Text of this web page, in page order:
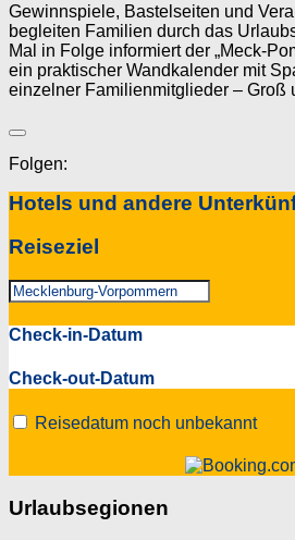
Gewinnspiele, Bastelseiten und
begleiten Familien durch das
Mal in Folge informiert der „Meck-
ein praktischer Wandkalender mit
einzelner Familienmitglieder – Groß
Folgen:
Hotels und andere
Reiseziel
Check-in-Datum
Check-out-Datum
Reisedatum noch unbekannt
Urlaubsegionen